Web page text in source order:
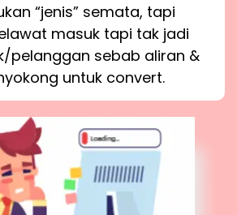
“jenis” semata, tapi
masuk tapi tak jadi
pelanggan sebab aliran &
untuk convert.